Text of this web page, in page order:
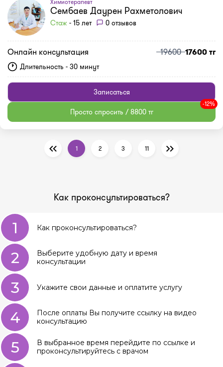
Химиотерапевт
Сембаев Даурен Рахметолович
Стаж - 15 лет 0 отзывов
Онлайн консультация 1960017600 тг
Длительность - 30 минут
Записаться
Просто спросить / 8800 тг
-12%
1 2 3 11
Как проконсультироваться?
1 Как проконсультироваться?
2
Выберите удобную дату и время
консультации
3 Укажите свои данные и оплатите услугу
4
После оплаты Вы получите ссылку на видео
консультацию
5
В выбранное время перейдите по ссылке и
проконсультируйтесь с врачом